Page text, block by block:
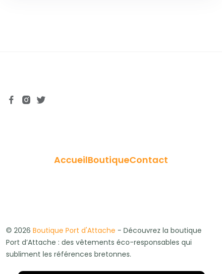
AccueilBoutiqueContact
© 2026 Boutique Port d'Attache - Découvrez la boutique
Port d’Attache : des vêtements éco-responsables qui
subliment les références bretonnes.